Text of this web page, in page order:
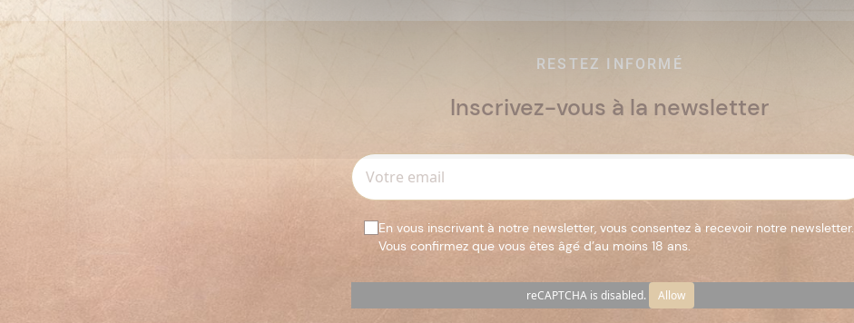
RESTEZ INFORMÉ
Inscrivez-vous à la newsletter
En vous inscrivant à notre newsletter, vous consentez à recevoir notre newsletter.
Vous confirmez que vous êtes âgé d’au moins 18 ans.
reCAPTCHA is disabled. Allow